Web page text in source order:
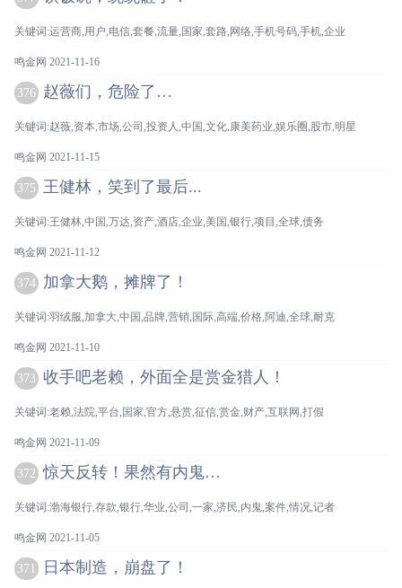
关键词:运营商,用户,电信,套餐,流量,国家,套路,网络,手机号码,手机,企业
鸣金网 2021-11-16
376 赵薇们，危险了…
关键词:赵薇,资本,市场,公司,投资人,中国,文化,康美药业,娱乐圈,股市,明星
鸣金网 2021-11-15
375 王健林，笑到了最后...
关键词:王健林,中国,万达,资产,酒店,企业,美国,银行,项目,全球,债务
鸣金网 2021-11-12
374 加拿大鹅，摊牌了！
关键词:羽绒服,加拿大,中国,品牌,营销,国际,高端,价格,阿迪,全球,耐克
鸣金网 2021-11-10
373 收手吧老赖，外面全是赏金猎人！
关键词:老赖,法院,平台,国家,官方,悬赏,征信,赏金,财产,互联网,打假
鸣金网 2021-11-09
372 惊天反转！果然有内鬼…
关键词:渤海银行,存款,银行,华业,公司,一家,济民,内鬼,案件,情况,记者
鸣金网 2021-11-05
371 日本制造，崩盘了！